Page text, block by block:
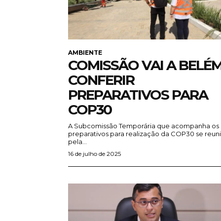
AMBIENTE
COMISSÃO VAI A
CONFERIR
PREPARATIVOS PARA
COP30
A Subcomissão Temporária que acompanha os
preparativos para realização da COP30 se
pela...
16 de julho de 2025